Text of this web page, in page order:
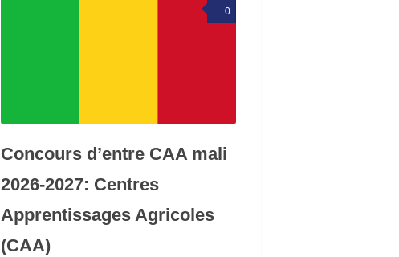
0
Concours d’entre CAA mali
2026-2027: Centres
Apprentissages Agricoles
(CAA)